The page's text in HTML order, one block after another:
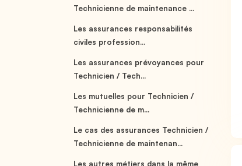
Technicienne de maintenance ...
Les assurances responsabilités
civiles profession...
Les assurances prévoyances pour
Technicien / Tech...
Les mutuelles pour Technicien /
Technicienne de m...
Le cas des assurances Technicien /
Technicienne de maintenan...
Les autres métiers dans la même